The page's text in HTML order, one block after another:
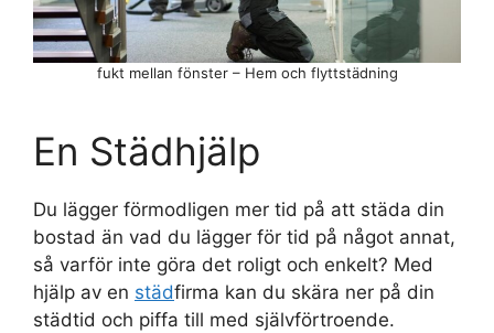
En Städhjälp
Du lägger förmodligen mer tid på att städa din
bostad än vad du lägger för tid på något annat,
så varför inte göra det roligt och enkelt? Med
hjälp av en städfirma kan du skära ner på din
städtid och piffa till med självförtroende.
fukt mellan fönster – Hem och flyttstädning